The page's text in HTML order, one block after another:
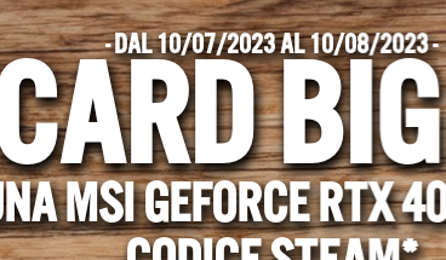
- DAL 10/07/2023 AL 10/08/2023 -
MSI GEFORCE RTX